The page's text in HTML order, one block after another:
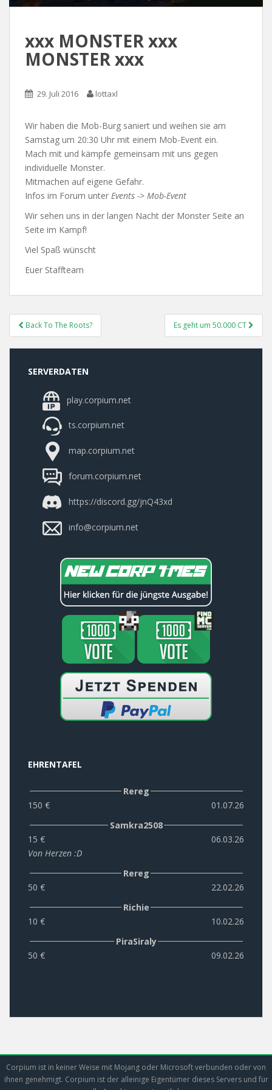
xxx MONSTER xxx
MONSTER xxx
29. Juli 2016 lottaxl
Wir haben die Mob-Burg saniert und weihen sie am
Samstag um 20:30 Uhr mit einem Mob-Event ein.
Mach mit und kämpfe gemeinsam mit uns gegen
individuelle Monster.
Mitmachen auf eigene Gefahr.
Infos im Forum unter Events -> Mob-Event
Wir sehen uns in der langen Nacht der Monster Seite an
Seite im Kampf!
Viel Spaß wünscht
Euer Staffteam
Post
Navigation
Back To The Roots? Es geht um 50.000 CT
SERVERDATEN
play.corpium.net
ts.corpium.net
map.corpium.net
forum.corpium.net
https://discord.gg/jnQ43xd
info@corpium.net
EHRENTAFEL
Rereg
150 €
01.07.26
Samkra2508
15 €
06.03.26
Von Herzen :D
Rereg
50 €
22.02.26
Richie
10 €
10.02.26
PiraSiraly
50 €
09.02.26
Corpium ist in keiner Weise mit Mojang oder Microsoft verbunden oder von
ihnen genehmigt. Corpium ist der alleinige Eigentümer dieses Servers und für